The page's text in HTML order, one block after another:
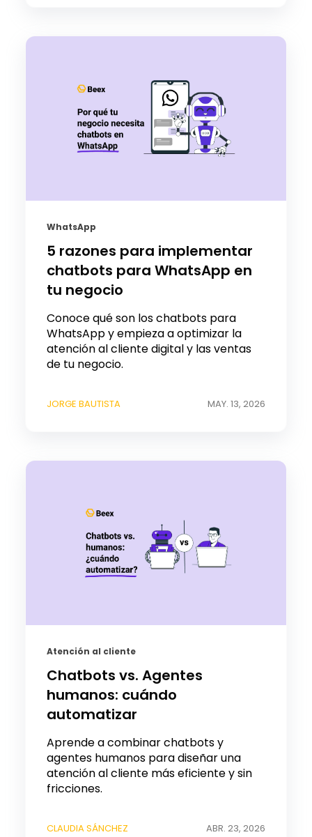
WhatsApp
5 razones para implementar
chatbots para WhatsApp en
tu negocio
Conoce qué son los chatbots para
WhatsApp y empieza a optimizar la
atención al cliente digital y las ventas
de tu negocio.
JORGE BAUTISTA MAY. 13, 2026
Atención al cliente
Chatbots vs. Agentes
humanos: cuándo
automatizar
Aprende a combinar chatbots y
agentes humanos para diseñar una
atención al cliente más eficiente y sin
fricciones.
CLAUDIA SÁNCHEZ ABR. 23, 2026